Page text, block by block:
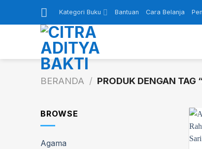
Kategori Buku Bantuan Cara Belanja
BERANDA / PRODUK DENGAN TAG
BROWSE
Agama